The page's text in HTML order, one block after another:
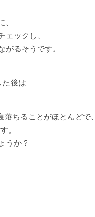
、
ェックし、
がるそうです。
た後は
ちることがほとんどで、
。
うか？